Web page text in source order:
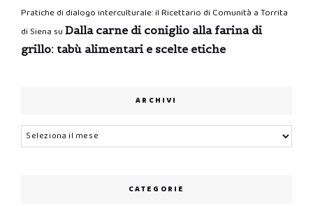
Pratiche di dialogo interculturale: il Ricettario di Comunità a Torrita
di Siena su Dalla carne di coniglio alla farina di
grillo: tabù alimentari e scelte etiche
ARCHIVI
Archivi
CATEGORIE